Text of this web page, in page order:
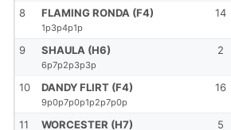
8 FLAMING RONDA (F4)
1p3p4p1p
14
9 SHAULA (H6)
6p7p2p3p3p
2
10 DANDY FLIRT (F4)
9p0p7p0p1p2p7p0p
16
11 WORCESTER (H7) 5